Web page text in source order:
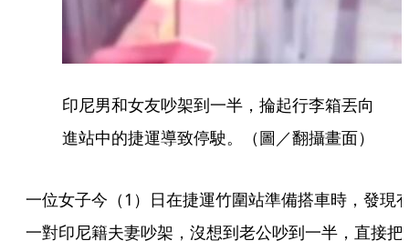
印尼男和女友吵架到一半，掄起行李箱丟向
進站中的捷運導致停駛。（圖／翻攝畫面）
一位女子今（1）日在捷運竹圍站準備搭車時，發現
一對印尼籍夫妻吵架，沒想到老公吵到一半，直接把